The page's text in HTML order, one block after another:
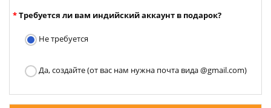
Требуется ли вам индийский аккаунт в подарок?
Не требуется
Да, создайте (от вас нам нужна почта вида @gmail.com)